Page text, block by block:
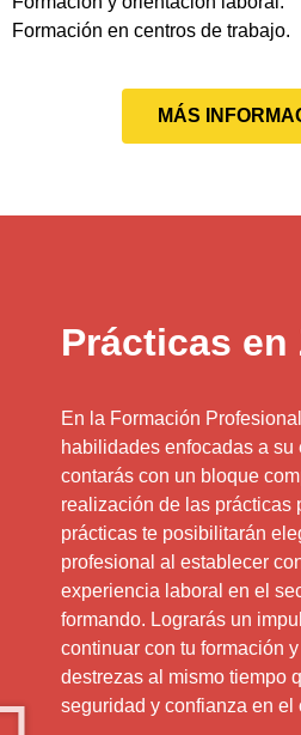
Formación en centros de trabajo.
MÁS
Prácticas en
En la Formación
habilidades enfocadas a
contarás con un bloque
realización de las prácticas
prácticas te posibilitarán
profesional al establecer
experiencia laboral en el
formando. Lograrás un
continuar con tu formación
destrezas al mismo tiempo
seguridad y confianza en el